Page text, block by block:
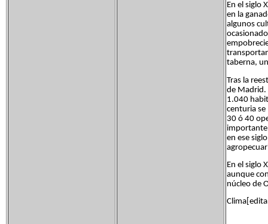
En el siglo
en la
algunos
taberna,
Tras la
de Madrid.
1.040
centuria
30 ó 40
importante
en ese
En el siglo
aunque
núcleo de